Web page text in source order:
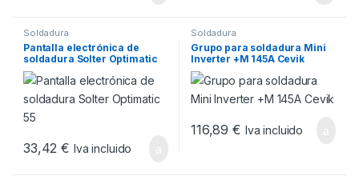
Soldadura
Pantalla electrónica de
soldadura Solter Optimatic
55
33,42€ Iva incluido
Soldadura
Grupo para soldadura Mini
Inverter +M 145A Cevik
116,89€ Iva incluido